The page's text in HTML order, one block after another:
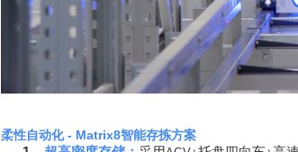
柔性自动化- Matrix8智能存拣方案